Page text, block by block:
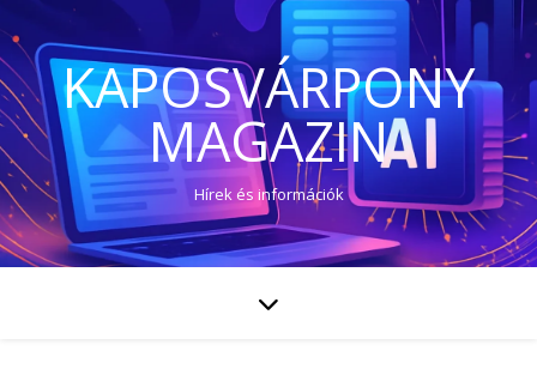
KAPOSVÁRPONY
MAGAZIN
Hírek és információk